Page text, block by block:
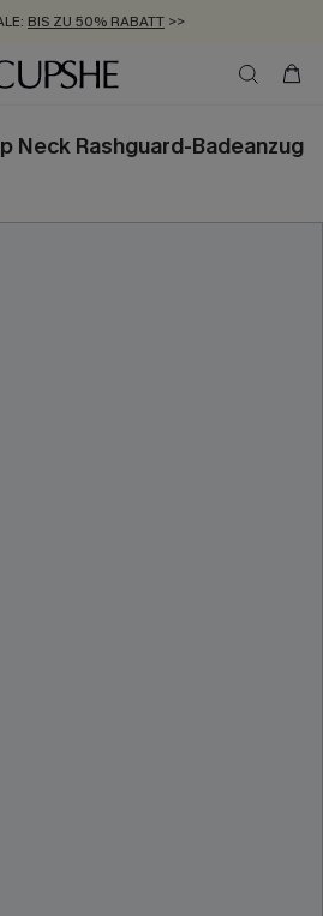
BIS ZU 50% RABATT >>
BIS ZU -20% EXTRA ERHALTEN
VERSAND AB 89 €
Neck Rashguard-Badeanzug